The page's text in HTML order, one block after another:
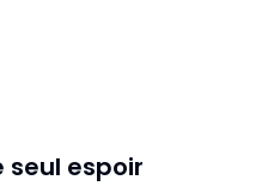
seul espoir